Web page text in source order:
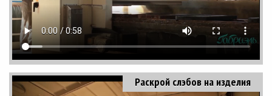
Раскрой слэбов на изделия